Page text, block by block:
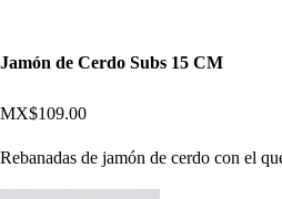
Jamón de Cerdo Subs 15 CM
MX$109.00
Rebanadas de jamón de cerdo con el